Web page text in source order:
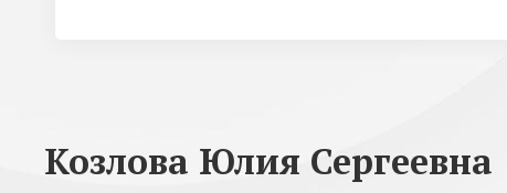
Козлова Юлия Сергеевна